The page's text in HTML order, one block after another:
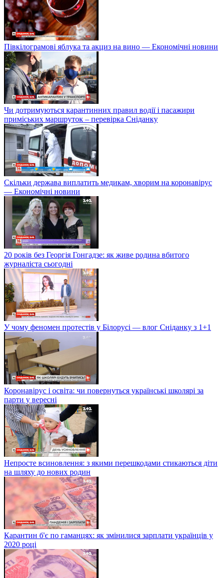
Півкілограмові яблука та акциз на вино — Економічні новини
Чи дотримуються карантинних правил водії і пасажири
приміських маршруток – перевірка Сніданку
Скільки держава виплатить медикам, хворим на коронавірус
— Економічні новини
20 років без Георгія Гонгадзе: як живе родина вбитого
журналіста сьогодні
У чому феномен протестів у Білорусі — влог Сніданку з 1+1
Коронавірус і освіта: чи повернуться українські школярі за
парти у вересні
Непросте всиновлення: з якими перешкодами стикаються діти
на шляху до нових родин
Карантин б'є по гаманцях: як змінилися зарплати українців у
2020 році